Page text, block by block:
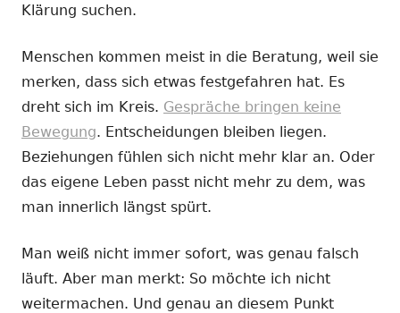
Klärung suchen.
Menschen kommen meist in die Beratung, weil sie
merken, dass sich etwas festgefahren hat. Es
dreht sich im Kreis. Gespräche bringen keine
Bewegung. Entscheidungen bleiben liegen.
Beziehungen fühlen sich nicht mehr klar an. Oder
das eigene Leben passt nicht mehr zu dem, was
man innerlich längst spürt.
Man weiß nicht immer sofort, was genau falsch
läuft. Aber man merkt: So möchte ich nicht
weitermachen. Und genau an diesem Punkt